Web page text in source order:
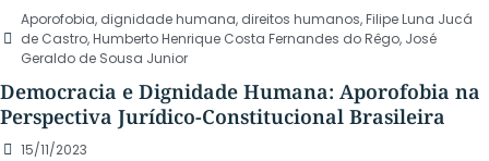
Aporofobia, dignidade humana, direitos humanos,Filipe Luna Jucá
de Castro,Humberto Henrique Costa Fernandes do Rêgo, José
Geraldo de Sousa Junior
Democracia e Dignidade Humana: Aporofobia na
Perspectiva Jurídico-Constitucional Brasileira
15/11/2023